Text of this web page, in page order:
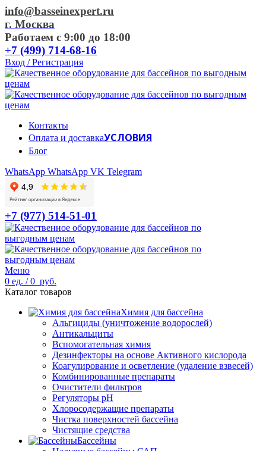
info@basseinexpert.ru
г. Москва
Работаем с 9:00 до 18:00
+7 (499) 714-68-16
Вход / Регистрация
Контакты
Оплата и доставкаУСЛОВИЯ
Блог
WhatsApp WhatsApp VK Telegram
+7 (977) 514-51-01
Меню
0 ед. / 0 руб.
Каталог товаров
Химия для бассейна
Альгициды (уничтожение водорослей)
Антикальциты
Вспомогательная химия
Дезинфекторы на основе Активного кислорода
Коагулирование и осветление (удаление взвесей)
Комбинированные препараты
Очистители фильтров
Регуляторы pH
Хлоросодержащие препараты
Чистка поверхностей бассейна
Чистящие средства
Бассейны